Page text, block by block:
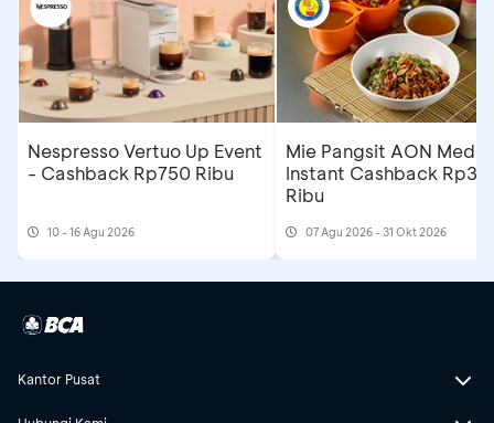
Nespresso Vertuo Up Event
- Cashback Rp750 Ribu
10 - 16 Agu 2026
Mie Pangsit AON
Instant Cashback Rp35
Ribu
07 Agu 2026 - 31 Okt 2026
Kantor Pusat